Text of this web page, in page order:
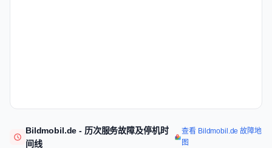
Bildmobil.de - 历次服务故障及停机时
间线
查看 Bildmobil.de 故障地
图